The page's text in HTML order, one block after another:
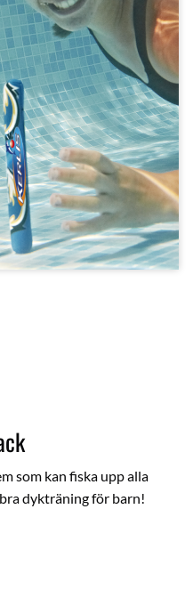
som kan fiska upp alla
dykträning för barn!